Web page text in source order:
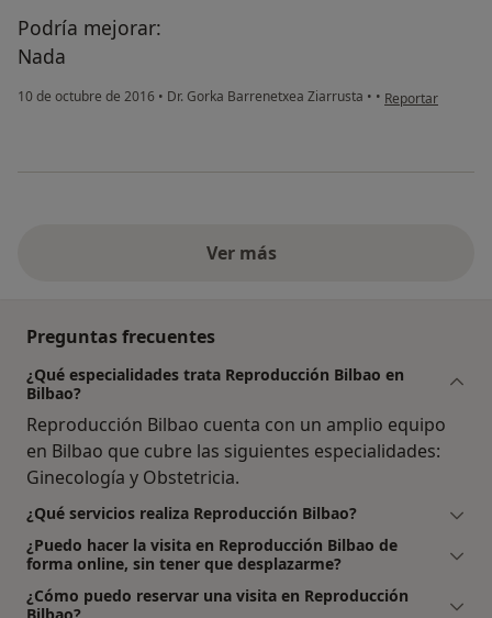
Podría mejorar:
Nada
10 de octubre de 2016 • Dr. Gorka Barrenetxea Ziarrusta • • en opinión del
Reportar
Ver más
Preguntas frecuentes
¿Qué especialidades trata Reproducción Bilbao en
Bilbao?
Reproducción Bilbao cuenta con un amplio equipo
en Bilbao que cubre las siguientes especialidades:
Ginecología y Obstetricia.
¿Qué servicios realiza Reproducción Bilbao?
¿Puedo hacer la visita en Reproducción Bilbao de
forma online, sin tener que desplazarme?
¿Cómo puedo reservar una visita en Reproducción